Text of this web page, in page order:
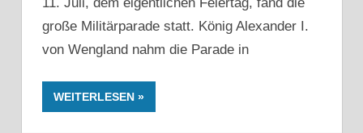
große Militärparade statt. König Alexander I.
von Wengland nahm die Parade in
WEITERLESEN